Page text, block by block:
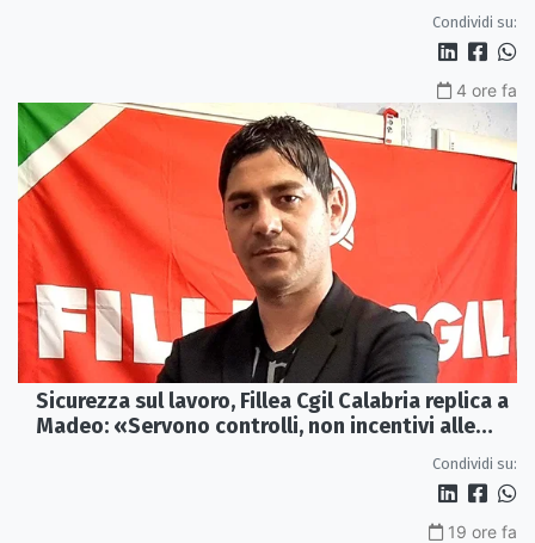
Condividi su:
4 ore fa
Sicurezza sul lavoro, Fillea Cgil Calabria replica a
Madeo: «Servono controlli, non incentivi alle
Condividi su:
19 ore fa